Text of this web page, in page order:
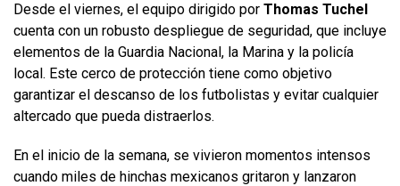
Desde el viernes, el equipo dirigido por Thomas Tuchel
cuenta con un robusto despliegue de seguridad, que incluye
elementos de la Guardia Nacional, la Marina y la policía
local. Este cerco de protección tiene como objetivo
garantizar el descanso de los futbolistas y evitar cualquier
altercado que pueda distraerlos.
En el inicio de la semana, se vivieron momentos intensos
cuando miles de hinchas mexicanos gritaron y lanzaron